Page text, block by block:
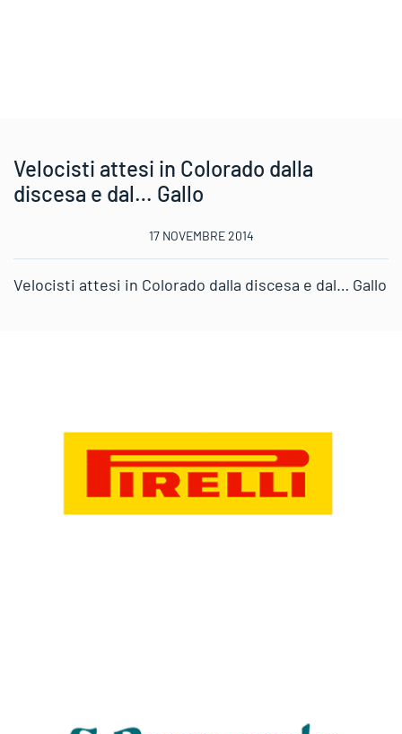
Velocisti attesi in Colorado dalla
discesa e dal… Gallo
17 NOVEMBRE 2014
Velocisti attesi in Colorado dalla discesa e dal… Gallo